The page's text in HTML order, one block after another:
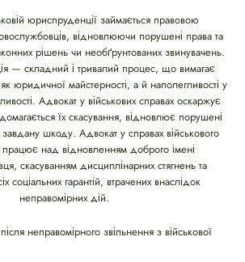
юриспруденції займається правовою
відновлюючи порушені права та
рішень чи необґрунтованих звинувачень.
— складний і тривалий процес, що вимагає
юридичної майстерності, а й наполегливості у
Адвокат у військових справах оскаржує
їх скасування, відновлює порушені
шкоду. Адвокат у справах військового
працює над відновленням доброго імені
скасуванням дисциплінарних стягнень та
соціальних гарантій, втрачених внаслідок
неправомірних дій.
неправомірного звільнення з військової